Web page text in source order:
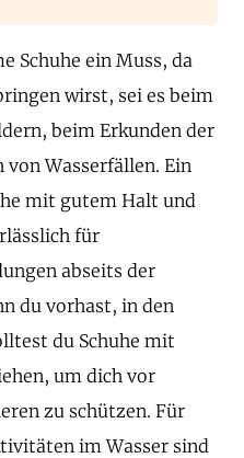
Schuhe ein Muss, da
wirst, sei es beim
beim Erkunden der
von Wasserfällen. Ein
mit gutem Halt und
für
abseits der
du vorhast, in den
du Schuhe mit
um dich vor
zu schützen. Für
im Wasser sind